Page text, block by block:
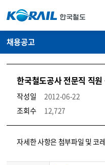
채용공고
한국철도공사 전문직 직원
작성일
2012-06-22
조회수
12,727
코레일소개_경영공시_채용공고 상세보기 – 내용, 파일, 담당자 연락처로 구성
자세한 사항은 첨부파일 및 코